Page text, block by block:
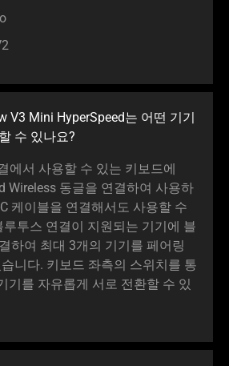
V3 Mini HyperSpeed는 어떤 기기
수 있나요?
에서 사용할 수 있는 키보드에
Wireless 동글을 연결하여 사용하
케이블을 연결해서도 사용할 수
루투스 연결이 지원되는 기기에 블
하여 최대 3개의 기기를 페어링
니다. 키보드 좌측의 스위치를 통
기를 자유롭게 서로 전환할 수 있